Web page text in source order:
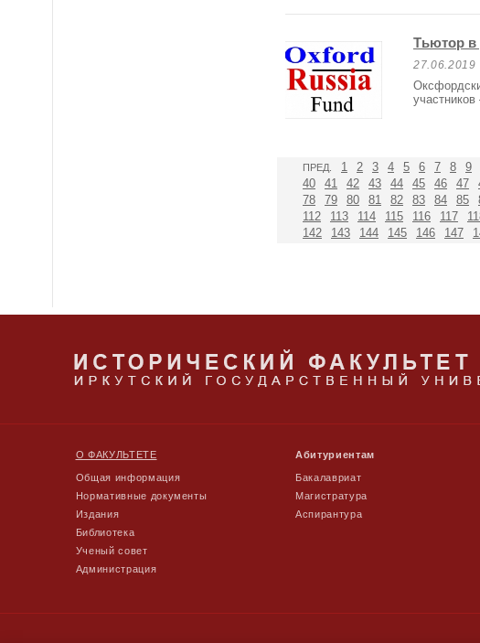
Тьютор в
27.06.2019
ПРЕД. 1 2 3 4 5 6 7 8 9
40
41 42 43 44 45 46 47
78
79 80 81 82 83 84 85
112 113 114 115 116 117
142
143 144 145 146 147
О ФАКУЛЬТЕТЕ
Общая информация
Нормативные документы
Издания
Библиотека
Ученый совет
Администрация
Абитуриентам
Бакалавриат
Магистратура
Аспирантура